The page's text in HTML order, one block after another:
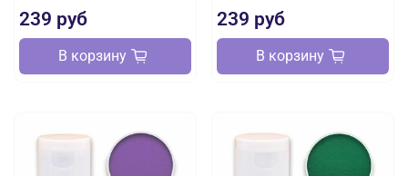
239 руб
В корзину
239 руб
В корзину